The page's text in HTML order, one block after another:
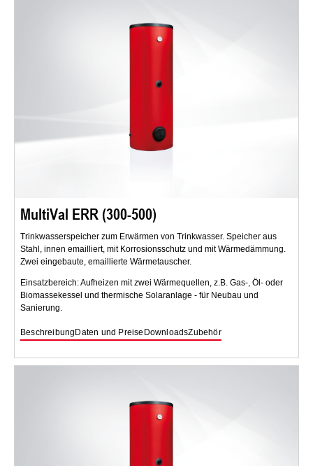
MultiVal ERR (300-500)
Trinkwasserspeicher zum Erwärmen von Trinkwasser. Speicher aus
Stahl, innen emailliert, mit Korrosionsschutz und mit Wärmedämmung.
Zwei eingebaute, emaillierte Wärmetauscher.
Einsatzbereich: Aufheizen mit zwei Wärmequellen, z.B. Gas-, Öl- oder
Biomassekessel und thermische Solaranlage - für Neubau und
Sanierung.
Beschreibung Daten und Preise DownloadsZubehör